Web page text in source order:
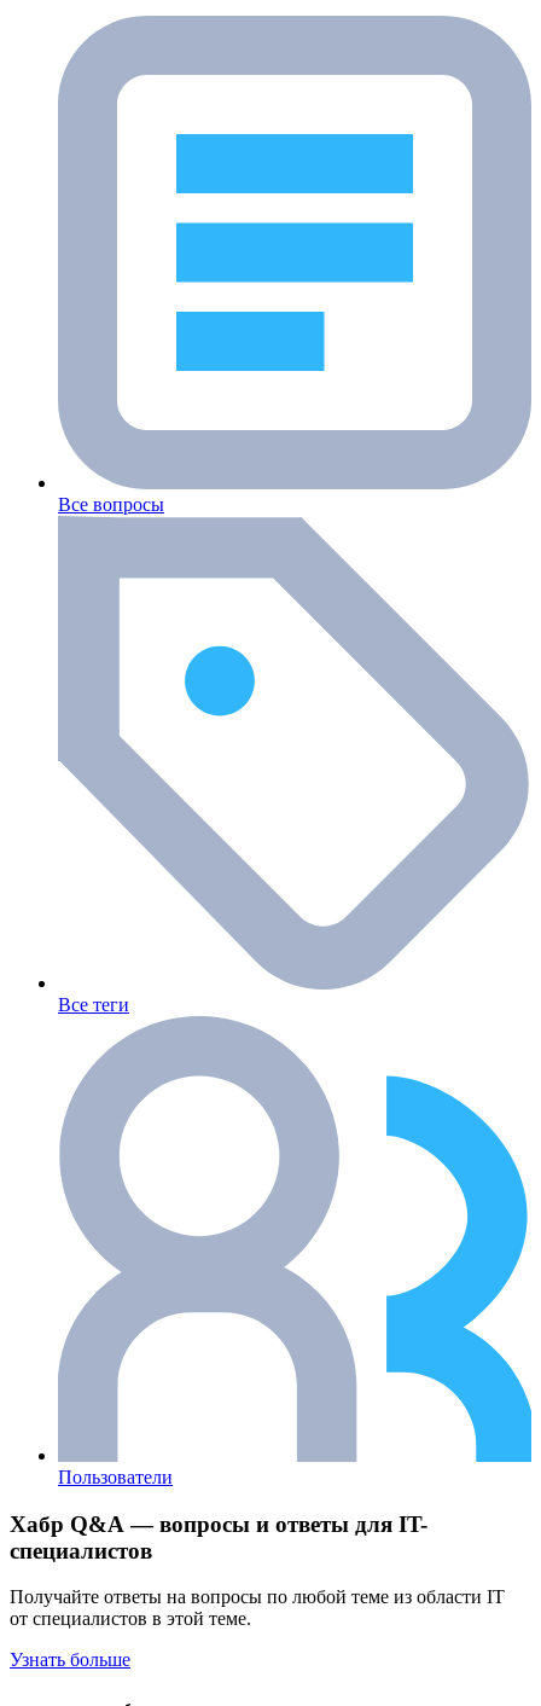
Все вопросы
Все теги
Пользователи
Хабр Q&A — вопросы и ответы для IT-
специалистов
Получайте ответы на вопросы по любой теме из области IT
от специалистов в этой теме.
Узнать больше